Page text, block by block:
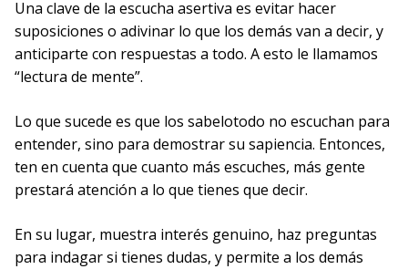
Una clave de la escucha asertiva es evitar hacer
suposiciones o adivinar lo que los demás van a decir, y
anticiparte con respuestas a todo. A esto le llamamos
“lectura de mente”.
Lo que sucede es que los sabelotodo no escuchan para
entender, sino para demostrar su sapiencia. Entonces,
ten en cuenta que cuanto más escuches, más gente
prestará atención a lo que tienes que decir.
En su lugar, muestra interés genuino, haz preguntas
para indagar si tienes dudas, y permite a los demás